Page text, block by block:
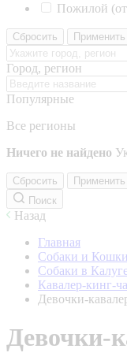
Пожилой (от
Сбросить Применить
Город, регион
Популярные
Все регионы
Ничего не найдено
Сбросить
Применить
Поиск
Назад
Главная
Собаки и
Собаки в
Кавалер-кинг-
Девочки-
Девочки-